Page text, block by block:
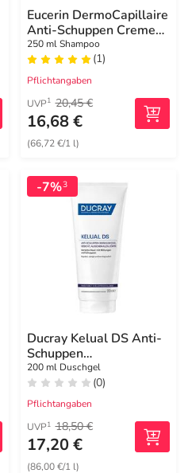
Eucerin DermoCapillaire
Anti-Schuppen Creme
Shampoo
250 ml Shampoo
(1)
Pflichtangaben
UVP1 20,45 €
16,68 €
(66,72 €/1 l)
-7%3
Ducray Kelual DS Anti-
Schuppen
Reinigungsgel
200 ml Duschgel
(0)
Pflichtangaben
UVP1 18,50 €
17,20 €
(86,00 €/1 l)